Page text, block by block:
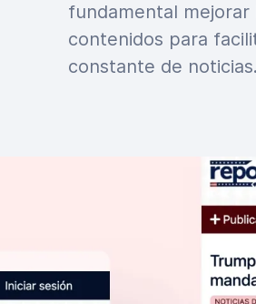
fundamental mejorar
contenidos para
constante de noticias.